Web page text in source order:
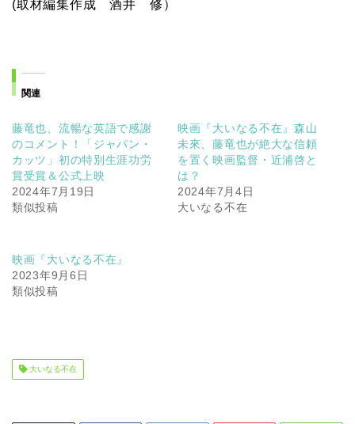
類似投稿
大いなる不在
関連記事